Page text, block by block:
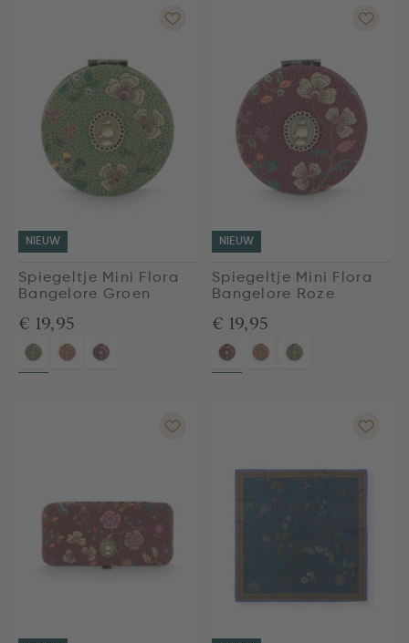
NIEUW
Spiegeltje Mini Flora
Bangelore Groen
€ 19,95
NIEUW
Spiegeltje Mini Flora
Bangelore Roze
€ 19,95